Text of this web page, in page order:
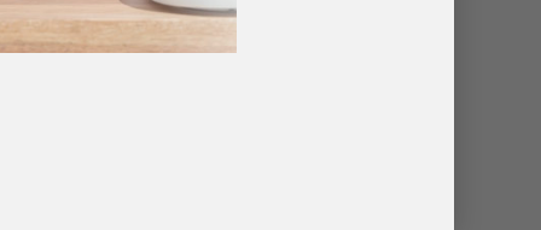
design te creëren. Hard vervolgens uit.